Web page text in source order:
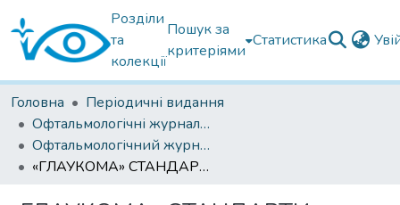
Розділи
та
колекції
Пошук за
критеріями
Статистика
Головна
Періодичні видання
Офтальмологічні журнали українські
Офтальмологічний журнал 2022
«ГЛАУКОМА» СТАНДАРТИ МЕДИЧНОЇ ДОПОМОГИ